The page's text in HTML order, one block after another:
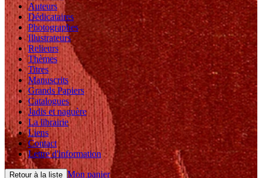
Auteurs
Dédicataires
Photographes
Illustrateurs
Relieurs
Thèmes
Titres
Manuscrits
Grands Papiers
Catalogues
Jadis et naguère
La librairie
Liens
Contact
Lettre d'information
Retour à la liste Mon panier